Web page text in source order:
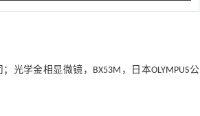
光学金相显微镜，BX53M，日本OLYMPUS公